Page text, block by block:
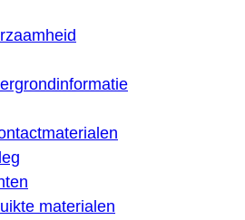
materialen